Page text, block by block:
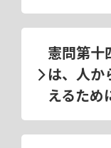
憲問第
は、人か
えるため